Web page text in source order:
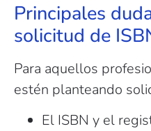
Principales
solicitud de
Para aquellos
estén planteando
El ISBN y el